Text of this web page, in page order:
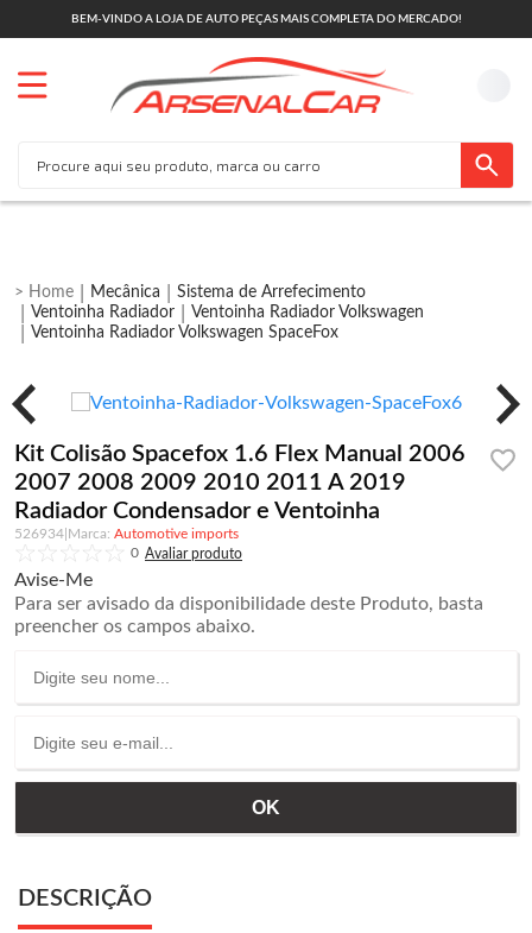
BEM-VINDO A LOJA DE AUTO PEÇAS MAIS COMPLETA DO MERCADO!
Mecânica
Sistema de Arrefecimento
Ventoinha Radiador
Ventoinha Radiador Volkswagen
Ventoinha Radiador Volkswagen SpaceFox
Kit Colisão Spacefox 1.6 Flex Manual 2006
2007 2008 2009 2010 2011 A 2019
Radiador Condensador e Ventoinha
526934
Automotive imports
0
Avise-Me
Para ser avisado da disponibilidade deste Produto, basta
preencher os campos abaixo.
DESCRIÇÃO